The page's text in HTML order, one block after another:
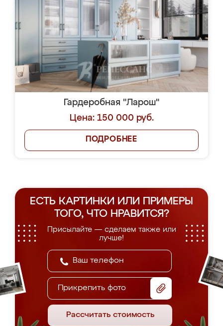
Гардеробная "Ларош"
Цена: 150 000 руб.
ПОДРОБНЕЕ
ЕСТЬ КАРТИНКИ ИЛИ ПРИМЕРЫ
ТОГО, ЧТО НРАВИТСЯ?
Присылайте — сделаем также или
лучше!
Прикрепить фото
Рассчитать стоимость